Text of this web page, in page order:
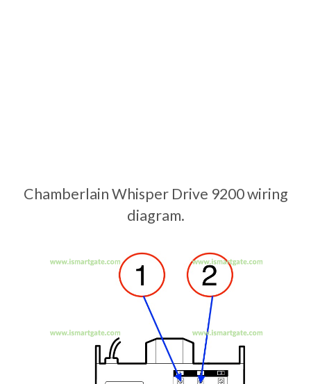
Chamberlain Whisper Drive 9200 wiring
diagram.